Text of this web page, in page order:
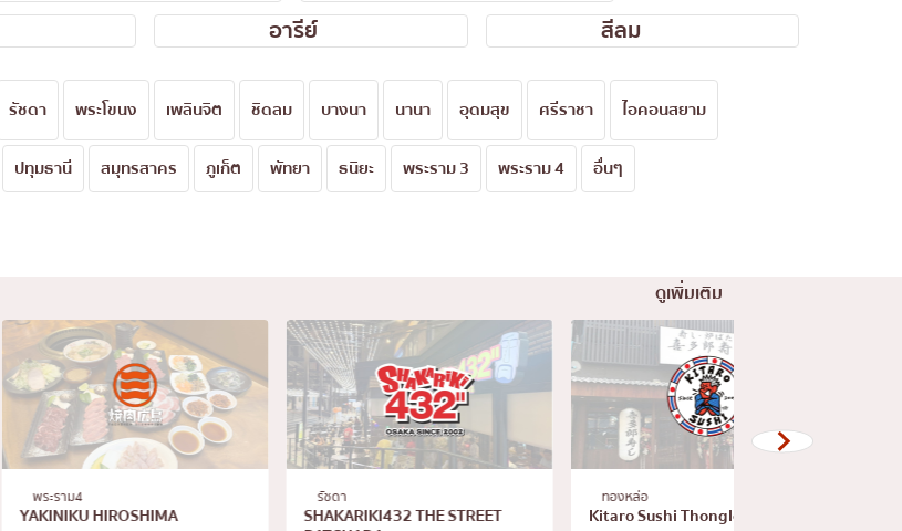
นนทบุรี
เชียงใหม่
ลาดพร้าว
สมุทรปราการ
ปทุมธานี
ธนิยะ
พระราม 3
พระราม4
อื่นๆ
อารีย์
สีลม
รัชดา พระโขนง เพลินจิต ชิดลม บางนา นานา อุดมสุข ศรีราชา ไอคอนสยาม
ปทุมธานี สมุทรสาคร ภูเก็ต พัทยา ธนิยะ พระราม 3 พระราม 4 อื่นๆ
ดูเพิ่มเติม
รัชดา
SHAKARIKI432 THE STREET
ทองหล่อ
Kitaro Sushi Thonglor
ธนิยะ
Sushi Sekiji